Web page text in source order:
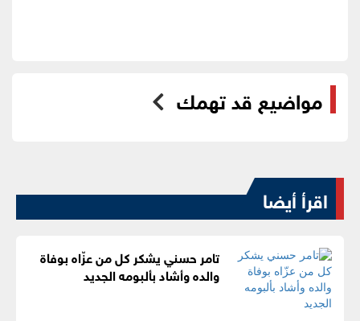
مواضيع قد تهمك
اقرأ أيضا
تامر حسني يشكر كل من عزّاه بوفاة
والده وأشاد بألبومه الجديد